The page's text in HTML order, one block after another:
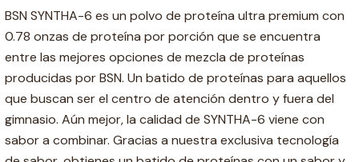
BSN SYNTHA-6 es un polvo de proteína ultra premium con
0.78 onzas de proteína por porción que se encuentra
entre las mejores opciones de mezcla de proteínas
producidas por BSN. Un batido de proteínas para aquellos
que buscan ser el centro de atención dentro y fuera del
gimnasio. Aún mejor, la calidad de SYNTHA-6 viene con
sabor a combinar. Gracias a nuestra exclusiva tecnología